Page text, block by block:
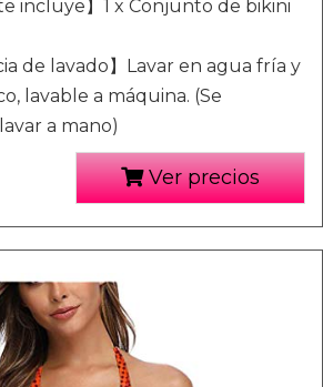
incluye】1 x Conjunto de bikini
de lavado】Lavar en agua fría y
lavable a máquina. (Se
a mano)
Ver precios